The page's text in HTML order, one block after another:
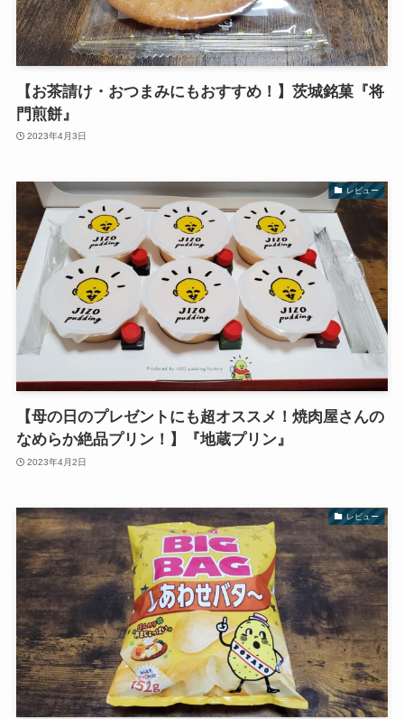
【お茶請け・おつまみにもおすすめ！】茨城銘菓『将
門煎餅』
2023年4月3日
レビュー
【母の日のプレゼントにも超オススメ！焼肉屋さんの
なめらか絶品プリン！】『地蔵プリン』
2023年4月2日
レビュー